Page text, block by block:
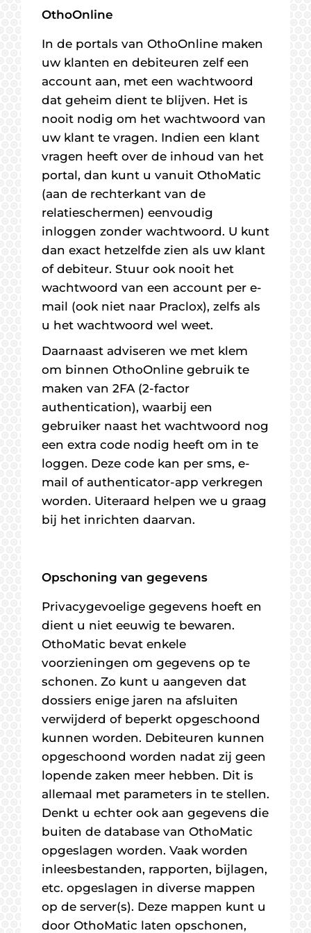
OthoOnline
In de portals van OthoOnline maken
uw klanten en debiteuren zelf een
account aan, met een wachtwoord
dat geheim dient te blijven. Het is
nooit nodig om het wachtwoord van
uw klant te vragen. Indien een klant
vragen heeft over de inhoud van het
portal, dan kunt u vanuit OthoMatic
(aan de rechterkant van de
relatieschermen) eenvoudig
inloggen zonder wachtwoord. U kunt
dan exact hetzelfde zien als uw klant
of debiteur. Stuur ook nooit het
wachtwoord van een account per e-
mail (ook niet naar Praclox), zelfs als
u het wachtwoord wel weet.
Daarnaast adviseren we met klem
om binnen OthoOnline gebruik te
maken van 2FA (2-factor
authentication), waarbij een
gebruiker naast het wachtwoord nog
een extra code nodig heeft om in te
loggen. Deze code kan per sms, e-
mail of authenticator-app verkregen
worden. Uiteraard helpen we u graag
bij het inrichten daarvan.
Opschoning van gegevens
Privacygevoelige gegevens hoeft en
dient u niet eeuwig te bewaren.
OthoMatic bevat enkele
voorzieningen om gegevens op te
schonen. Zo kunt u aangeven dat
dossiers enige jaren na afsluiten
verwijderd of beperkt opgeschoond
kunnen worden. Debiteuren kunnen
opgeschoond worden nadat zij geen
lopende zaken meer hebben. Dit is
allemaal met parameters in te stellen.
Denkt u echter ook aan gegevens die
buiten de database van OthoMatic
opgeslagen worden. Vaak worden
inleesbestanden, rapporten, bijlagen,
etc. opgeslagen in diverse mappen
op de server(s). Deze mappen kunt u
door OthoMatic laten opschonen,